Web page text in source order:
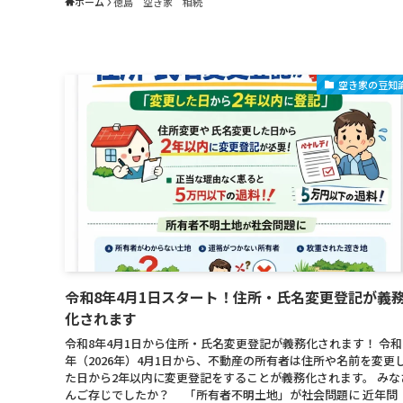
空き家の豆知
令和8年4月1日スタート！住所・氏名変更登記が義
化されます
令和8年4月1日から住所・氏名変更登記が義務化されます！ 令
年（2026年）4月1日から、不動産の所有者は住所や名前を変更
た日から2年以内に変更登記をすることが義務化されます。 みな
んご存じでしたか？ 「所有者不明土地」が社会問題に 近年問